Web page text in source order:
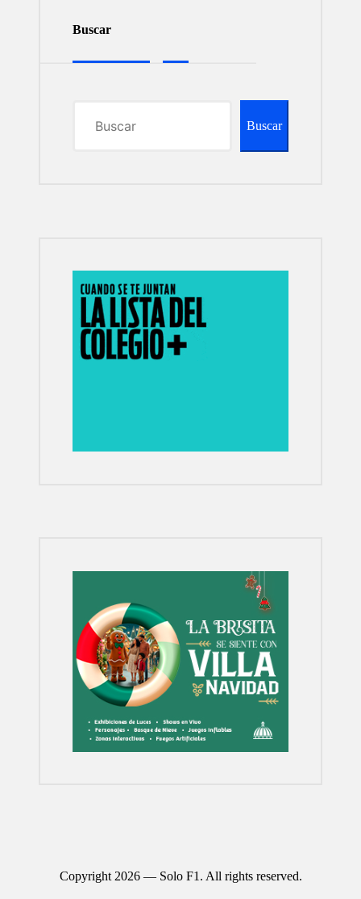
Buscar
Buscar
Copyright 2026 — Solo F1. All rights reserved.